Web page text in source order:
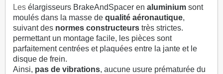
Les élargisseurs BrakeAndSpacer en aluminium sont
moulés dans la masse de qualité aéronautique,
suivant des normes constructeurs très strictes.
permettant un montage facile, les pièces sont
parfaitement centrées et plaquées entre la jante et le
disque de frein.
Ainsi, pas de vibrations, aucune usure prématurée du